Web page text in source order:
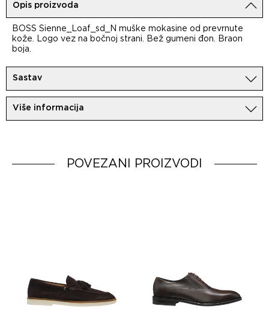
Opis proizvoda
BOSS Sienne_Loaf_sd_N muške mokasine od prevrnute
kože. Logo vez na bočnoj strani. Bež gumeni đon. Braon
boja.
Sastav
Više informacija
POVEZANI PROIZVODI